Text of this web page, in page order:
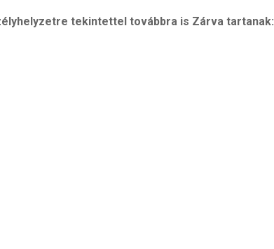
tekintettel továbbra is Zárva tartanak: